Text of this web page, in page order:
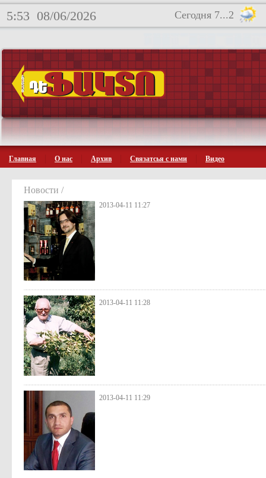
5:53 08/06/2026 Сегодня 7...2
Главная О нас Архив Связатсья с нами Видео
Новости /
2013-04-11 11:27
2013-04-11 11:28
2013-04-11 11:29